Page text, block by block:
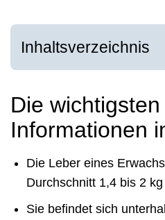
Inhaltsverzeichnis
Die wichtigsten
Informationen
Die Leber eines
Durchschnitt 1,4 bis 2 kg
Sie befindet sich